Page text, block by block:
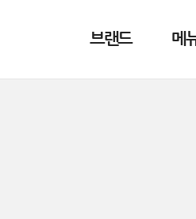
브랜드 메